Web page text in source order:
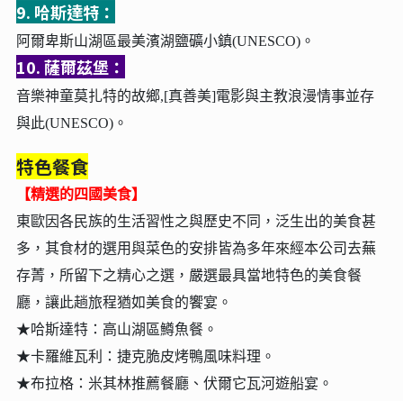
9. 哈斯達特：
阿爾卑斯山湖區最美濱湖鹽礦小鎮(UNESCO)。
10. 薩爾茲堡：
音樂神童莫扎特的故鄉,[真善美]電影與主教浪漫情事並存
與此(UNESCO)。
特色餐食
【精選的四國美食】
東歐因各民族的生活習性之與歷史不同，泛生出的美食甚
多，其食材的選用與菜色的安排皆為多年來經本公司去蕪
存菁，所留下之精心之選，嚴選最具當地特色的美食餐
廳，讓此趟旅程猶如美食的饗宴。
★哈斯達特：高山湖區鱒魚餐。
★卡羅維瓦利：捷克脆皮烤鴨風味料理 。
★布拉格：米其林推薦餐廳、伏爾它瓦河遊船宴。